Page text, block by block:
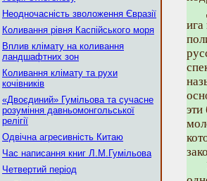
Неодночасність зволоження Євразії
Коливання рівня Каспійського моря
Вплив клімату на коливання
ландшафтних зон
Коливання клімату та рухи
кочівників
«Двоєдиний» Гумільова та сучасне
розуміння давньомонгольської
релігії
Одвічна агресивність Китаю
Час написання книг Л.М.Гумільова
Четвертий період
ига